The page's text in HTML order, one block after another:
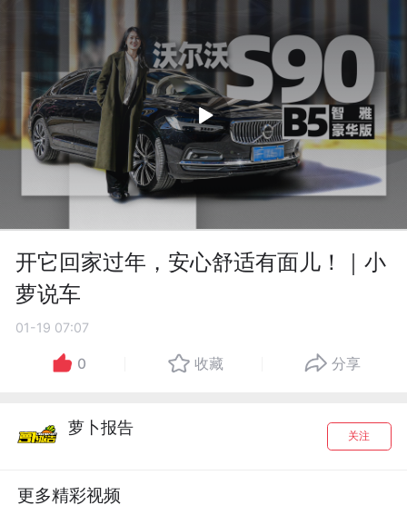
开它回家过年，安心舒适有面儿！｜小
萝说车
01-19 07:07
0 收藏 分享
萝卜报告 关注
更多精彩视频